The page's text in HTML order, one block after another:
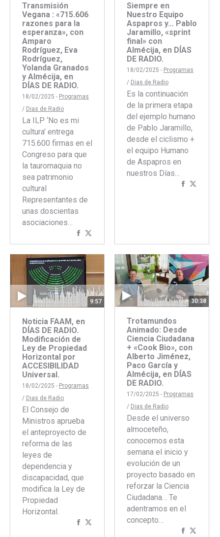
Transmisión
Vegana : «715.606
razones para la
esperanza», con
Amparo
Rodríguez, Eva
Rodríguez,
Yolanda Granados
y Almécija, en
DÍAS DE RADIO.
18/02/2025 - Programas
/ Dias de Radio
La ILP ‘No es mi
cultura’ entrega
715.600 firmas en el
Congreso para que
la tauromaquia no
sea patrimonio
cultural
Representantes de
unas doscientas
asociaciones…
Compartir
con
Facebook
con
Twitter
Siempre en
Nuestro Equipo
Aspapros y… Pablo
Jaramillo, «sprint
final» con
Almécija, en DÍAS
DE RADIO.
18/02/2025 - Programas
/ Dias de Radio
Es la continuación
de la primera etapa
del ejemplo humano
de Pablo Jaramillo,
desde el ciclismo +
el equipo Humano
de Aspapros en
nuestros Días…
Compartir
9:57
Noticia FAAM, en
DÍAS DE RADIO.
Modificación de
Ley de Propiedad
Horizontal por
ACCESIBILIDAD
Universal.
18/02/2025 - Programas
/ Dias de Radio
El Consejo de
Ministros aprueba
el anteproyecto de
reforma de las
leyes de
dependencia y
discapacidad, que
modifica la Ley de
Propiedad
Horizontal.
Compartir
30:38
Trotamundos
Animado: Desde
Ciencia Ciudadana
+ «Cook Bio», con
Alberto Jiménez,
Paco García y
Almécija, en DÍAS
DE RADIO.
17/02/2025 - Programas
/ Dias de Radio
Desde el universo
almoceteño,
conocemos esta
semana el inicio y
evolución de un
proyecto basado en
reforzar la Ciencia
Ciudadana… Te
adentramos en el
concepto…
Compartir